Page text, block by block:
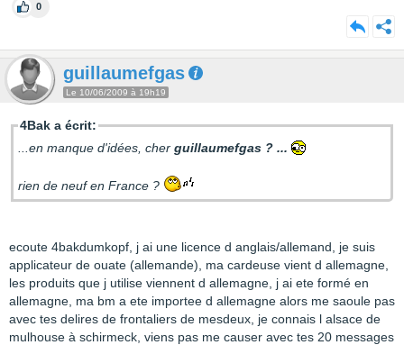
0
guillaumefgas
Le 10/06/2009 à 19h19
4Bak a écrit:
...en manque d'idées, cher guillaumefgas ? ...
rien de neuf en France ?
ecoute 4bakdumkopf, j ai une licence d anglais/allemand, je suis
applicateur de ouate (allemande), ma cardeuse vient d allemagne,
les produits que j utilise viennent d allemagne, j ai ete formé en
allemagne, ma bm a ete importee d allemagne alors me saoule pas
avec tes delires de frontaliers de mesdeux, je connais l alsace de
mulhouse à schirmeck, viens pas me causer avec tes 20 messages